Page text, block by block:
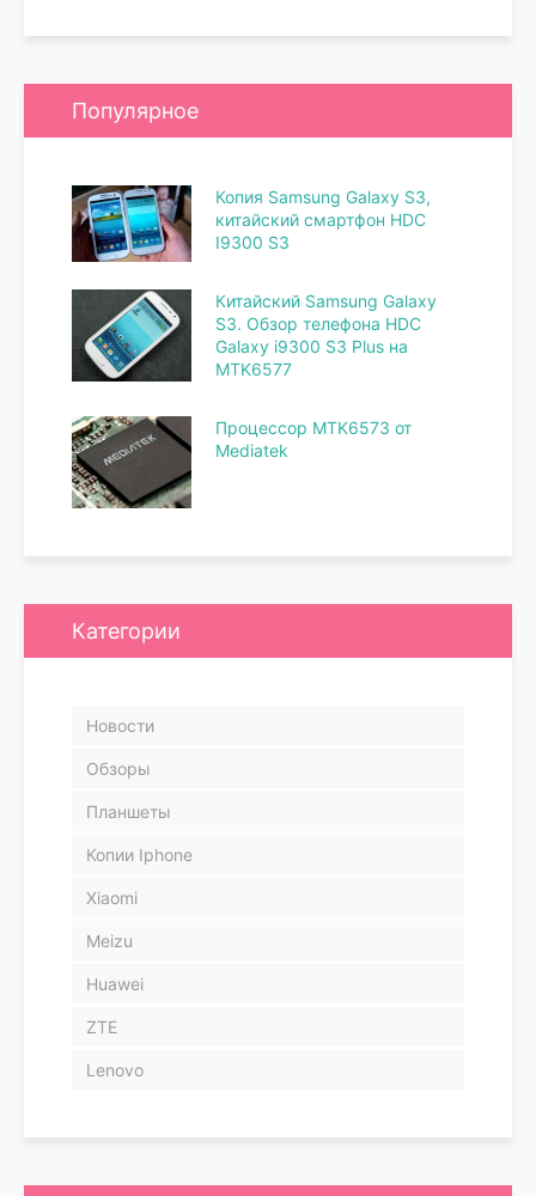
Популярное
Копия Samsung Galaxy S3,
китайский смартфон HDC
I9300 S3
Китайский Samsung Galaxy
S3. Обзор телефона HDC
Galaxy i9300 S3 Plus на
MTK6577
Процессор MTK6573 от
Mediatek
Категории
Новости
Обзоры
Планшеты
Копии Iphone
Xiaomi
Meizu
Huawei
ZTE
Lenovo